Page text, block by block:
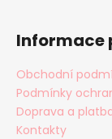
Informace
Obchodní
Podmínky
Doprava a
Kontakty